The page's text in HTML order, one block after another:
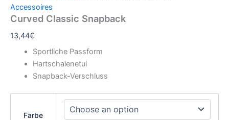
Accessoires
Curved Classic Snapback
13,44€
Sportliche Passform
Hartschalenetui
Snapback-Verschluss
Farbe